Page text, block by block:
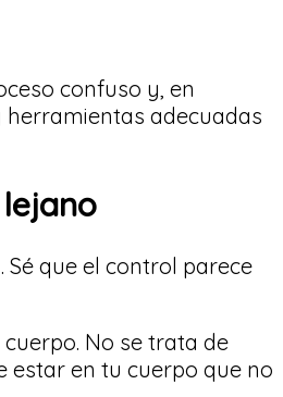
confuso y, en
adecuadas
Sé que el control parece
No se trata de
estar en tu cuerpo que no